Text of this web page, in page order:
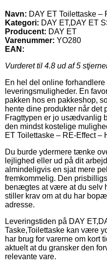
Navn: DAY ET Toilettaske –
Kategori: DAY ET,DAY ET
Producent: DAY ET
Varenummer: YO280
EAN:
Vurderet til 4.8 ud af 5
En hel del online
leveringsmuligheder. En
pakken hos en pakkeshop,
hente dine produkter når det
Fragttypen er jo usædvanlig
den mindst kostelige
ET Toilettaske – RE-Effect –
Du burde ydermere tænke
lejlighed eller ud på dit
almindeligvis en sjat mere
fremkommelig. Den
benægtes at være at du selv
stiller krav om at du har
adresse.
Leveringstiden på DAY
Taske,Toilettaske kan være
har brug for varerne om kort
aktuelt at du gransker den
relevante vare.